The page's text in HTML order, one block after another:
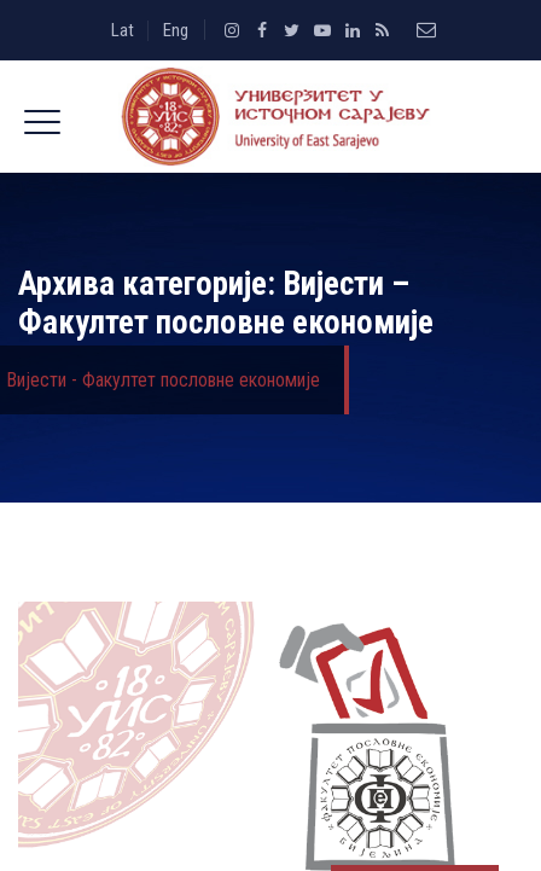
Lat Eng
Архива категорије: Вијести –
Факултет пословне економије
Вијести - Факултет пословне економије